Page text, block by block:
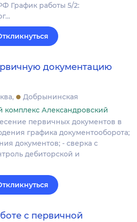
График работы 5/2:
документацию
Добрынинская
Александровский
первичных документов в
графика документооборота;
документов; - сверка с
дебиторской и
с первичной